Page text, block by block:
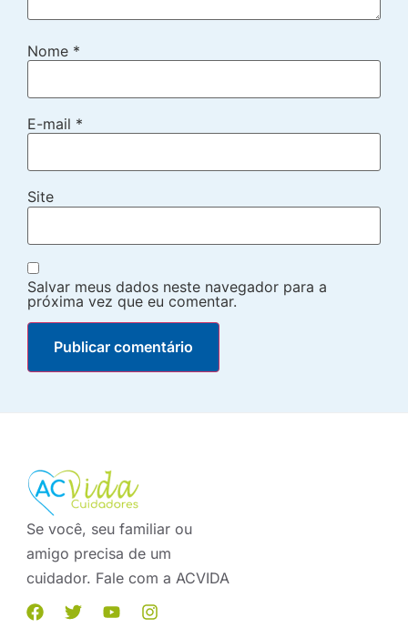
Nome *
E-mail *
Site
Salvar meus dados neste navegador para a
próxima vez que eu comentar.
Se você, seu familiar ou
amigo precisa de um
cuidador. Fale com a ACVIDA